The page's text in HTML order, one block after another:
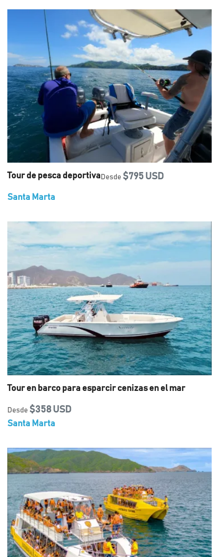
Tour de pesca deportiva Desde $795 USD
Santa Marta
Tour en barco para esparcir cenizas en el mar
Desde $358 USD
Santa Marta